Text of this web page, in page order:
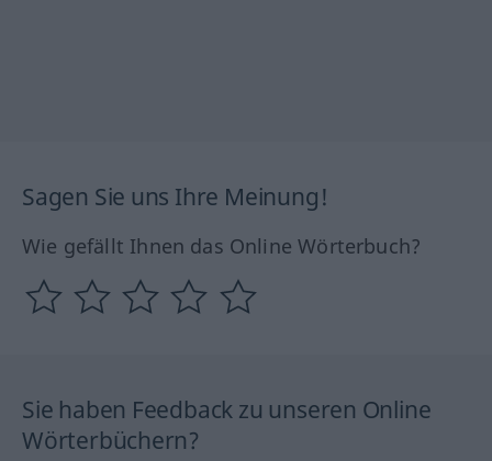
Sagen Sie uns Ihre Meinung!
Wie gefällt Ihnen das Online Wörterbuch?
Sie haben Feedback zu unseren Online
Wörterbüchern?